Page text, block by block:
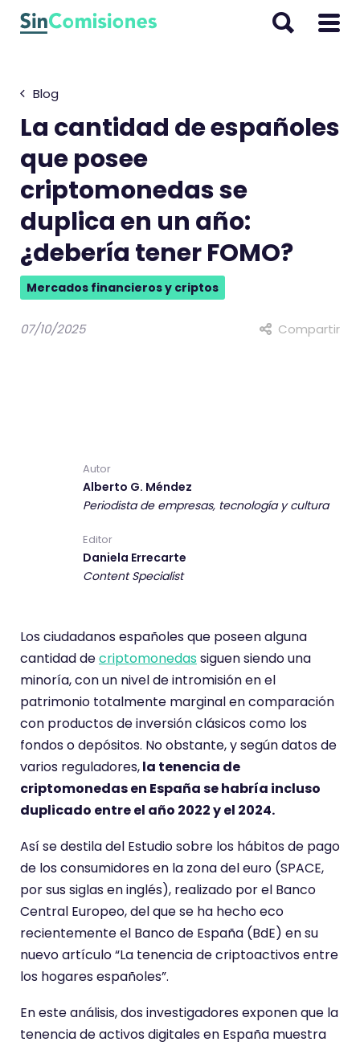
Blog
La cantidad de españoles
que posee
criptomonedas se
duplica en un año:
¿debería tener FOMO?
Mercados financieros y criptos
07/10/2025 Compartir
Autor
Alberto G. Méndez
Periodista de empresas, tecnología y cultura
Editor
Daniela Errecarte
Content Specialist
Los ciudadanos españoles que poseen alguna
cantidad decriptomonedassiguen siendo una
minoría, con un nivel de intromisión en el
patrimonio totalmente marginal en comparación
con productos de inversión clásicos como los
fondos o depósitos. No obstante, y según datos de
varios reguladores,la tenencia de
criptomonedas en España se habría incluso
duplicado entre el año 2022 y el 2024.
Así se destila del Estudio sobre los hábitos de pago
de los consumidores en la zona del euro (SPACE,
por sus siglas en inglés), realizado por el Banco
Central Europeo, del que se ha hecho eco
recientemente el Banco de España (BdE) en su
nuevo artículo “La tenencia de criptoactivos entre
los hogares españoles”.
En este análisis, dos investigadores exponen que la
tenencia de activos digitales en España muestra